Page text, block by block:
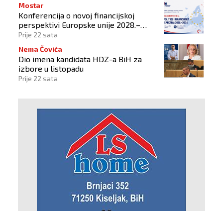
Mostar
Konferencija o novoj financijskoj
perspektivi Europske unije 2028.–
2034.
Prije 22 sata
Nema Čovića
Dio imena kandidata HDZ-a BiH za
izbore u listopadu
Prije 22 sata